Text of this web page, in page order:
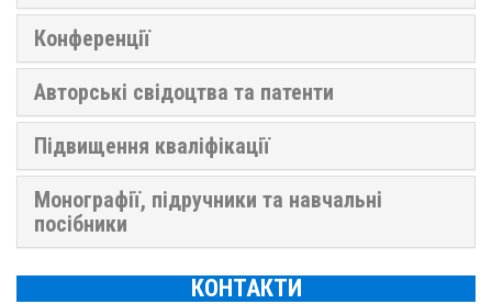
Конференції
Авторські свідоцтва та патенти
Підвищення кваліфікації
Монографії, підручники та навчальні
посібники
КОНТАКТИ